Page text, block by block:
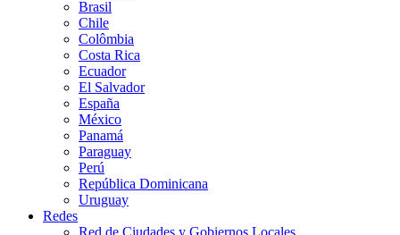
Brasil
Chile
Colômbia
Costa Rica
Ecuador
El Salvador
España
México
Panamá
Paraguay
Perú
República Dominicana
Uruguay
Redes
Red de Ciudades y Gobiernos Locales